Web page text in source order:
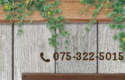
075-322-5015